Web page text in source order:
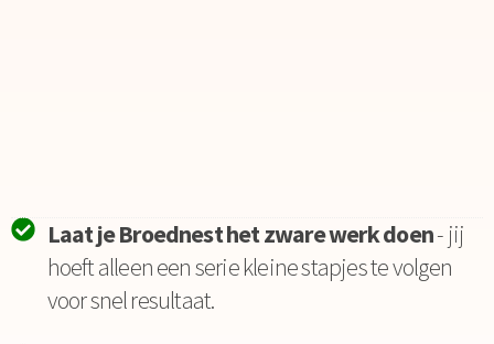
Laat je Broednest het zware werk doen- jij
hoeft alleen een serie kleine stapjes te volgen
voor snel resultaat.